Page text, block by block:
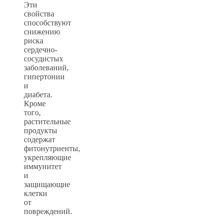
Эти
свойства
способствуют
снижению
риска
сердечно-
сосудистых
заболеваний,
гипертонии
и
диабета.
Кроме
того,
растительные
продукты
содержат
фитонутриенты,
укрепляющие
иммунитет
и
защищающие
клетки
от
повреждений.